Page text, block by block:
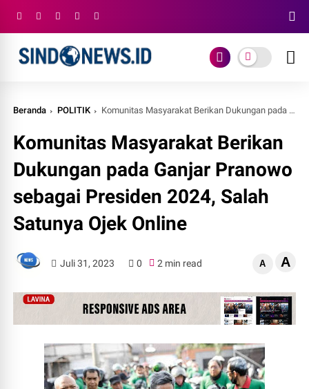
Beranda POLITIK Komunitas Masyarakat Berikan Dukungan pada Ganjar Pranowo sebagai Presiden 2024, Salah Satunya Ojek Online
Komunitas Masyarakat Berikan
Dukungan pada Ganjar Pranowo
sebagai Presiden 2024, Salah
Satunya Ojek Online
Juli 31, 2023 0 2 min read A A